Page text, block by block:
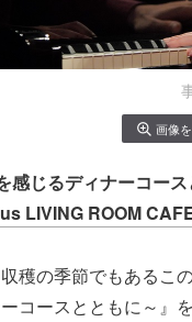
画像
感じるディナーコース
LIVING ROOM
穫の季節でもあるこ
コースとともに～』を